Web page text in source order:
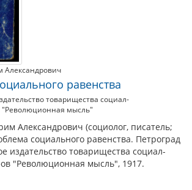
Александрович
равенства
товарищества социал-
мысль"
Александрович (социолог, писатель;
социального равенства. Петроград
издательство товарищества социал-
"Революционная мысль", 1917.